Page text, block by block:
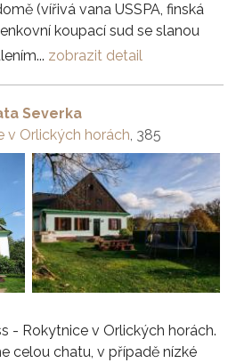
(vířivá vana USSPA, finská
koupací sud se slanou
zobrazit detail
Severka
v Orlických horách, 385
- Rokytnice v Orlických horách.
celou chatu, v případě nízké